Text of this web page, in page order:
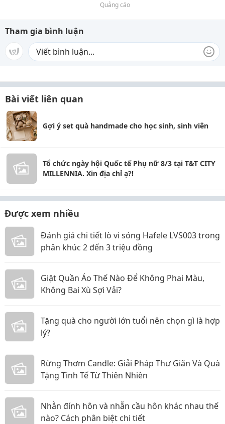
Quảng cáo
Tham gia bình luận
Bài viết liên quan
Gợi ý set quà handmade cho học sinh, sinh viên
Tổ chức ngày hội Quốc tế Phụ nữ 8/3 tại T&T CITY
MILLENNIA. Xin địa chỉ ạ?!
Được xem nhiều
Đánh giá chi tiết lò vi sóng Hafele LVS003 trong
phân khúc 2 đến 3 triệu đồng
Giặt Quần Áo Thế Nào Để Không Phai Màu,
Không Bai Xù Sợi Vải?
Tặng quà cho người lớn tuổi nên chọn gì là hợp
lý?
Rừng Thơm Candle: Giải Pháp Thư Giãn Và Quà
Tặng Tinh Tế Từ Thiên Nhiên
Nhẫn đính hôn và nhẫn cầu hôn khác nhau thế
nào? Cách phân biệt chi tiết